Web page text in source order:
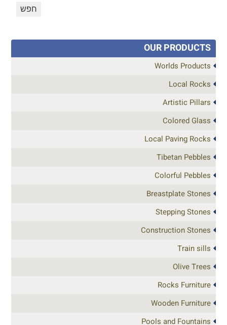
OUR PRODUCTS
Worlds Products
Local Rocks
Artistic Pillars
Colored Glass
Local Paving Rocks
Tibetan Pebbles
Colorful Pebbles
Breastplate Stones
Stepping Stones
Construction Stones
Train sills
Olive Trees
Rocks Furniture
Wooden Furniture
Pools and Fountains